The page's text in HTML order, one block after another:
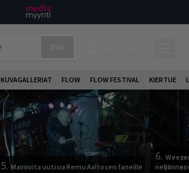
KUVAGALLERIAT FLOW FLOW FESTIVAL KIERTUE
5.Mainioita uutisia Remu Aaltosen faneille
6.